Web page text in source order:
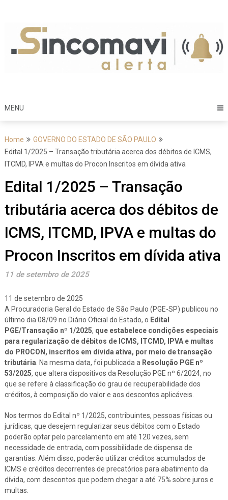
content
MENU
Home
GOVERNO DO ESTADO DE SÃO PAULO
Edital 1/2025 – Transação tributária acerca dos débitos de ICMS,
ITCMD, IPVA e multas do Procon Inscritos em dívida ativa
Edital 1/2025 – Transação
tributária acerca dos débitos de
ICMS, ITCMD, IPVA e multas do
Procon Inscritos em dívida ativa
11 de setembro de 2025
11 de setembro de 2025
A Procuradoria Geral do Estado de São Paulo (PGE-SP) publicou no
último dia 08/09 no Diário Oficial do Estado, o Edital
PGE/Transação nº 1/2025, que estabelece condições especiais
para regularização de débitos de ICMS, ITCMD, IPVA e multas
do PROCON, inscritos em dívida ativa, por meio de transação
tributária . Na mesma data, foi publicada a Resolução PGE nº
53/2025, que altera dispositivos da Resolução PGE nº 6/2024, no
que se refere à classificação do grau de recuperabilidade dos
créditos, à composição do valor e aos descontos aplicáveis.
Nos termos do Edital nº 1/2025, contribuintes, pessoas físicas ou
jurídicas, que desejem regularizar seus débitos com o Estado
poderão optar pelo parcelamento em até 120 vezes, sem
necessidade de entrada, com possibilidade de dispensa de
garantias. Além disso, poderão utilizar créditos acumulados de
ICMS e créditos decorrentes de precatórios para abatimento da
dívida, com descontos que podem chegar a até 75% sobre juros e
multas.